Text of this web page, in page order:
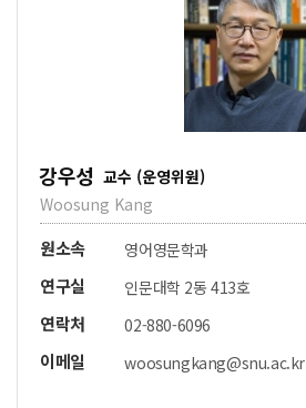
강우성 교수 (운영위원)
Woosung Kang
원소속 영어영문학과
연구실 인문대학 2동 413호
연락처 02-880-6096
이메일
woosungkang@snu.ac.kr